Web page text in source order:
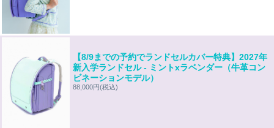
【8/9までの予約でランドセルカバー特典】2027年
新入学ランドセル - ミントxラベンダー（牛革コン
ビネーションモデル）
88,000円(税込)